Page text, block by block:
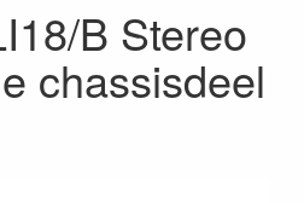
B Stereo
chassisdeel